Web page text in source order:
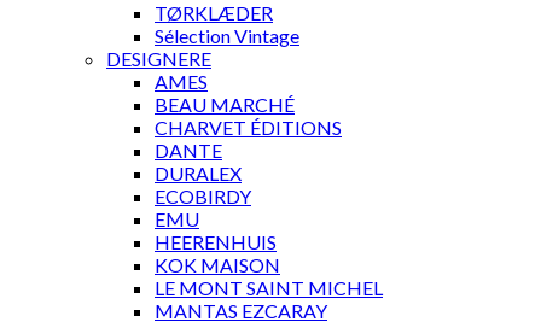
TØRKLÆDER
Sélection Vintage
DESIGNERE
AMES
BEAU MARCHÉ
CHARVET ÉDITIONS
DANTE
DURALEX
ECOBIRDY
EMU
HEERENHUIS
KOK MAISON
LE MONT SAINT MICHEL
MANTAS EZCARAY